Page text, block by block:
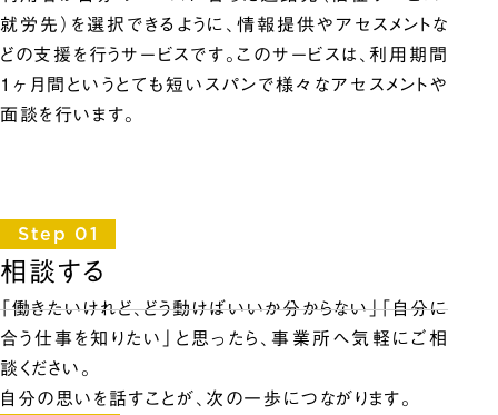
就労先）を選択できるように、情報提供やアセスメントな
どの支援を行うサービスです。このサービスは、利用期間
1ヶ月間というとても短いスパンで様々なアセスメントや
面談を行います。
Step 01
相談する
「働きたいけれど、どう動けばいいか分からない」「自分に
合う仕事を知りたい」と思ったら、事業所へ気軽にご相
談ください。
自分の思いを話すことが、次の一歩につながります。